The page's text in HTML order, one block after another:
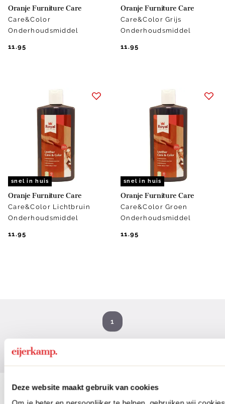
Deze website maakt gebruik van cookies
Oranje Furniture Care
Care&Color
Onderhoudsmiddel
11.95
Oranje Furniture Care
Care&Color Grijs
Onderhoudsmiddel
11.95
snel in huis
Oranje Furniture Care
Care&Color Lichtbruin
Onderhoudsmiddel
11.95
snel in huis
Oranje Furniture Care
Care&Color Groen
Onderhoudsmiddel
11.95
1